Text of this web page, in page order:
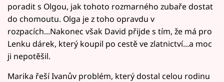
poradit s Olgou, jak tohoto rozmarného zubaře dostat
do chomoutu. Olga je z toho opravdu v
rozpacích...Nakonec však David přijde s tím, že má pro
Lenku dárek, který koupil po cestě ve zlatnictví...a moc
ji nepotěšil.
Marika řeší Ivanův problém, který dostal celou rodinu